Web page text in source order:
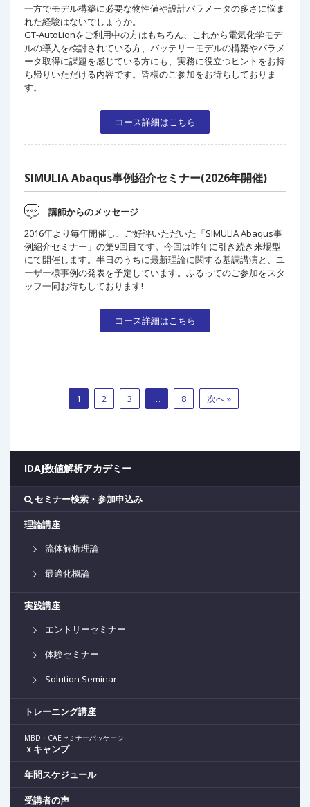
一方でモデル構築に必要な物性値や設計パラメータの多さに悩ま
れた経験はないでしょうか。
GT-AutoLionをご利用中の方はもちろん、これから電気化学モデ
ルの導入を検討されている方、バッテリーモデルの構築やパラメ
ータ取得に課題を感じている方にも、実務に役立つヒントをお持
ち帰りいただける内容です。皆様のご参加をお待ちしておりま
す。
コース詳細はこちら
SIMULIA Abaqus事例紹介セミナー(2026年開催)
講師からのメッセージ
2016年より毎年開催し、ご好評いただいた「SIMULIA Abaqus事
例紹介セミナー」の第9回目です。今回は昨年に引き続き来場型
にて開催します。半日のうちに最新理論に関する基調講演と、ユ
ーザー様事例の発表を予定しています。ふるってのご参加をスタ
ッフ一同お待ちしております!
コース詳細はこちら
1 2 3 … 8 次へ »
IDAJ数値解析アカデミー
セミナー検索・参加申込み
理論講座
流体解析理論
最適化概論
実践講座
エントリーセミナー
体験セミナー
Solution Seminar
トレーニング講座
MBD・CAEセミナーパッケージ
ｘキャンプ
年間スケジュール
受講者の声